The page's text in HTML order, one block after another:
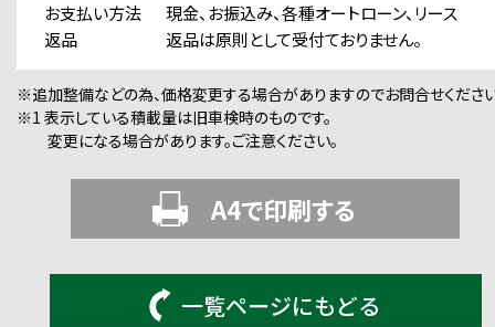
お支払い方法
現金、お振込み、各種オートローン、リース
返品
返品は原則として受付ておりません。
※追加整備などの為、価格変更する場合がありますのでお問合せくださ
※1 表示している積載量は旧車検時のものです。
変更になる場合があります。ご注意ください。
A4で印刷する
一覧ページにもどる